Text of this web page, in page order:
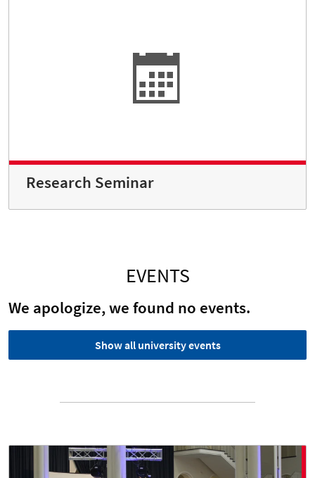
Research Seminar
EVENTS
We apologize, we found no events.
Show all university events